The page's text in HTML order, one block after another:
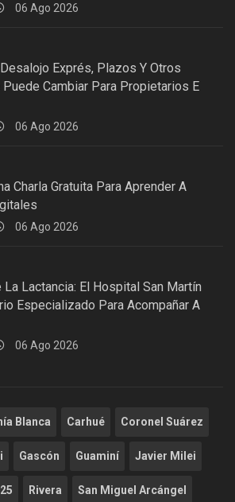
06 Ago 2026
Exprés, Plazos Y Otros
Cambiar Para Propietarios E
06 Ago 2026
Charla Gratuita Para Aprender A
06 Ago 2026
Lactancia: El Hospital San Martín
Especializado Para Acompañar A
06 Ago 2026
Blanca Carhué Coronel Suárez
Gascón Guaminí Javier Milei
Rivera San Miguel Arcángel